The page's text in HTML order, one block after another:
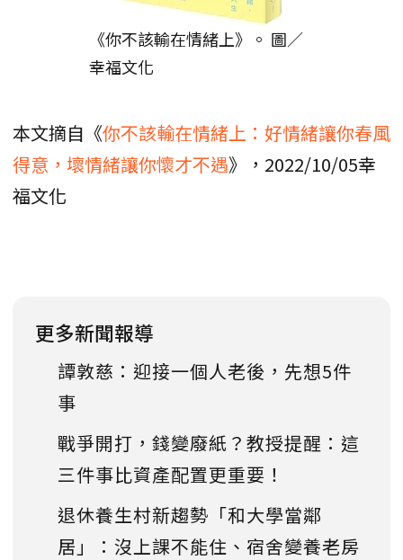
《你不該輸在情緒上》。 圖／
幸福文化
本文摘自《你不該輸在情緒上：好情緒讓你春風
得意，壞情緒讓你懷才不遇》，2022/10/05幸
福文化
更多新聞報導
譚敦慈：迎接一個人老後，先想5件
事
戰爭開打，錢變廢紙？教授提醒：這
三件事比資產配置更重要！
退休養生村新趨勢「和大學當鄰
居」：沒上課不能住、宿舍變養老房